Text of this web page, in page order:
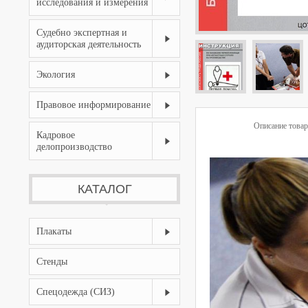
исследования и измерения
Судебно экспертная и
аудиторская деятельность
Экология
Правовое информирование
Кадровое
делопроизводство
КАТАЛОГ
Плакаты
Стенды
Спецодежда (СИЗ)
Описание